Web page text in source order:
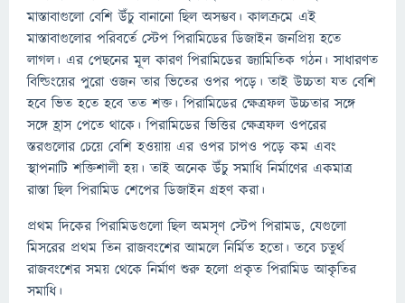
মাস্তাবাগুলো বেশি উঁচু বানানো ছিল অসম্ভব। কালক্রমে এই
মাস্তাবাগুলোর পরিবর্তে স্টেপ পিরামিডের ডিজাইন জনপ্রিয় হতে
লাগল। এর পেছনের মূল কারণ পিরামিডের জ্যামিতিক গঠন। সাধারণত
বিল্ডিংয়ের পুরো ওজন তার ভিতের ওপর পড়ে। তাই উচ্চতা যত বেশি
হবে ভিত হতে হবে তত শক্ত। পিরামিডের ক্ষেত্রফল উচ্চতার সঙ্গে
সঙ্গে হ্রাস পেতে থাকে। পিরামিডের ভিত্তির ক্ষেত্রফল ওপরের
স্তরগুলোর চেয়ে বেশি হওয়ায় এর ওপর চাপও পড়ে কম এবং
স্থাপনাটি শক্তিশালী হয়। তাই অনেক উঁচু সমাধি নির্মাণের একমাত্র
রাস্তা ছিল পিরামিড শেপের ডিজাইন গ্রহণ করা।
প্রথম দিকের পিরামিডগুলো ছিল অমসৃণ স্টেপ পিরামড, যেগুলো
মিসরের প্রথম তিন রাজবংশের আমলে নির্মিত হতো। তবে চতুর্থ
রাজবংশের সময় থেকে নির্মাণ শুরু হলো প্রকৃত পিরামিড আকৃতির
সমাধি।